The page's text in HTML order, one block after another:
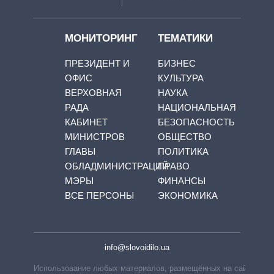
МОНИТОРИНГ
ПРЕЗИДЕНТ И
ОФИС
ВЕРХОВНАЯ
РАДА
КАБИНЕТ
МИНИСТРОВ
ГЛАВЫ
ОБЛАДМИНИСТРАЦИЙ
МЭРЫ
ВСЕ ПЕРСОНЫ
ТЕМАТИКИ
БИЗНЕС
КУЛЬТУРА
НАУКА
НАЦИОНАЛЬНАЯ
БЕЗОПАСНОСТЬ
ОБЩЕСТВО
ПОЛИТИКА
ПРАВО
ФИНАНСЫ
ЭКОНОМИКА
info@slovoidilo.ua
Использование любых материалов, размещённых на сайте,